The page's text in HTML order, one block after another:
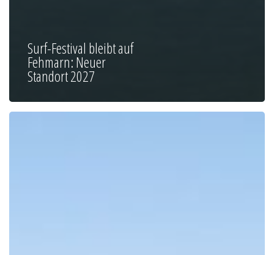
Surf-Festival bleibt auf
Fehmarn: Neuer
Standort 2027